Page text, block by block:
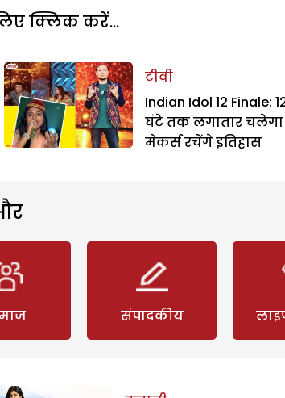
क्लिक करें...
टीवी
Indian Idol 12 Finale:
घंटे तक लगातार चलेगा
मेकर्स रचेंगे इतिहास
संपादकीय